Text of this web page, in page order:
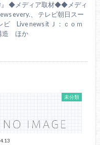
』 ◆メディア取材◆◆メディ
every.、 テレビ朝日スー
ビ Live news it Ｊ：ｃｏｍ
造 ほか
未分類